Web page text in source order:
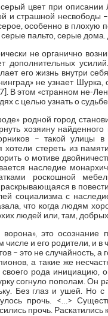
цвет при описании
и страшной несвободы
особенно в плохую
пальто, серые дома.
не органично
дополнительных
его жизнь внутри
не узнает
В этом «странном не-
с целью узнать о
родной город
хозяину
– такой улицы
хотели стереть из
о мотиве
наследие
роскошной
раскрывающаяся в
социализма с
что когда людям
людей или, там,
ворона», это
числе и его родители, и
– это не случайность,
а такие же
рода инициацию,
согнуло пополам. Он
Без глаз и ушей. Но
прочь. <…>
прочь. Раскатились